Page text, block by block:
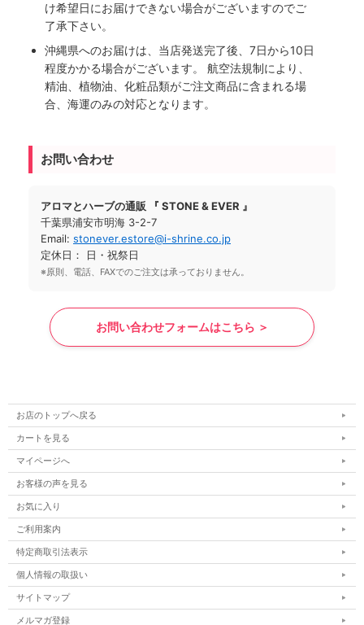
け希望日にお届けできない場合がございますのでご
了承下さい。
沖縄県へのお届けは、当店発送完了後、7日から10日
程度かかる場合がございます。 航空法規制により、
精油、植物油、化粧品類がご注文商品に含まれる場
合、海運のみの対応となります。
お問い合わせ
アロマとハーブの通販 『 STONE & EVER 』
千葉県浦安市明海 3-2-7
Email: stonever.estore@i-shrine.co.jp
定休日： 日・祝祭日
※原則、電話、FAXでのご注文は承っておりません。
お問い合わせフォームはこちら ＞
お店のトップへ戻る
カートを見る
マイページへ
お客様の声を見る
お気に入り
ご利用案内
特定商取引法表示
個人情報の取扱い
サイトマップ
メルマガ登録